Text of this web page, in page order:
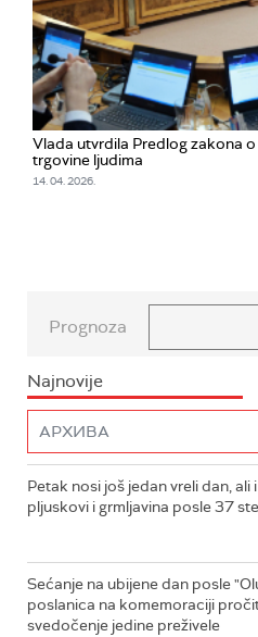
Vlada utvrdila Predlog zakona
trgovine ljudima
14. 04. 2026.
Prognoza
Najnovije
Petak nosi još jedan vreli dan, ali
pljuskovi i grmljavina posle 37
Sećanje na ubijene dan posle
poslanica na komemoraciji
svedočenje jedine preživele